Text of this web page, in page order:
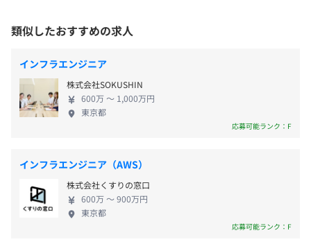
Terraform、AWS CloudFormation、Amazon
CloudWatch
◆エンジニアの代表が考案した明瞭な評価制度あり
プロジェクトへの貢献度・実績・勤務態度など、定性面／
・東京メトロ日比谷線「虎ノ門ヒルズ駅」より徒歩3分
わせ、スケジュールを柔軟に調整できます
《年間休日125日》
・完全週休2日制（土・日）
・夏季休暇（7～9月の間に3日）
・年次有給休暇（事業の進捗に合わせて自由に取得可能）
・産前産後休暇
・育児休暇
り、一貫して行います。 はじめは先輩社員があなた
をサポートしながら、できることから徐々にお任せ
していきます。 【具体的な仕事内容】 ■クライアン
ト側の利用システムに応じた技術提案と実装 ・業務
整理/BPR領域 ・マクロや各種スクリプト、ツール開
発やデータベースの解析 など ■クライアント向け
RPA研修の企画/実施 ■RPA管理や組織構築支援など
グ領域から、仕様設計・構築・運用・保守などの開
発領域まで、一貫して担当します。 ※チーム制（2～
3名、最大10名を想定）でプロジェクト担当 ※入社
後は基本、社内で先輩社員がつき、業務を覚えます。
技術に長けたエンジニアでもある代表から直接学べ
類似したおすすめの求人
インフラエンジニア
株式会社SOKUSHIN
600万 〜 1,000万円
東京都
応募可能ランク：F
インフラエンジニア（AWS）
株式会社くすりの窓口
600万 〜 900万円
東京都
応募可能ランク：F